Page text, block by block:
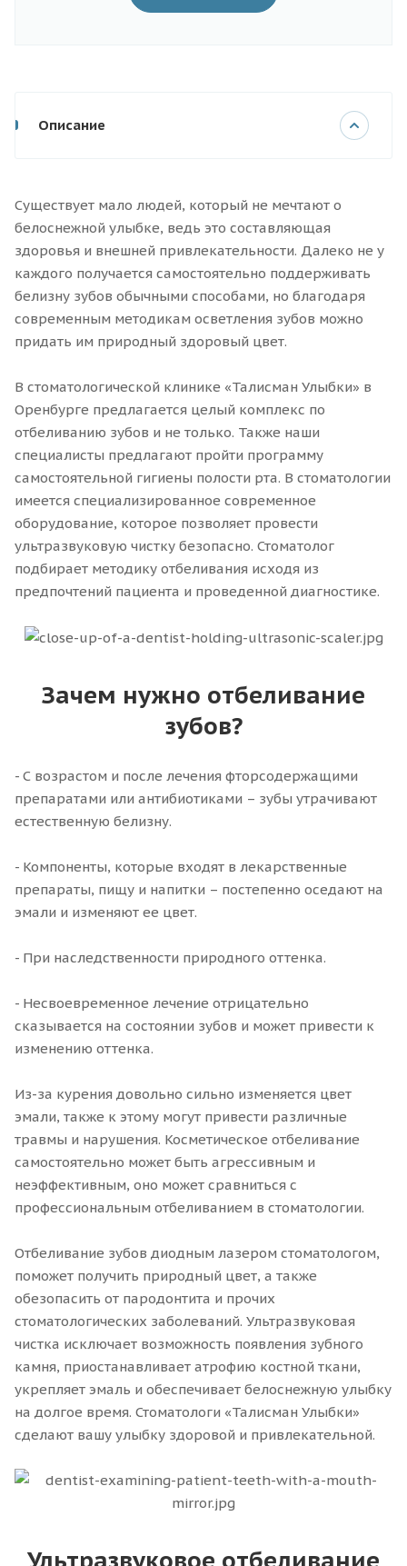
Описание
Существует мало людей, который не мечтают о
белоснежной улыбке, ведь это составляющая
здоровья и внешней привлекательности. Далеко не у
каждого получается самостоятельно поддерживать
белизну зубов обычными способами, но благодаря
современным методикам осветления зубов можно
придать им природный здоровый цвет.
В стоматологической клинике «Талисман Улыбки» в
Оренбурге предлагается целый комплекс по
отбеливанию зубов и не только. Также наши
специалисты предлагают пройти программу
самостоятельной гигиены полости рта. В стоматологии
имеется специализированное современное
оборудование, которое позволяет провести
ультразвуковую чистку безопасно. Стоматолог
подбирает методику отбеливания исходя из
предпочтений пациента и проведенной диагностике.
Зачем нужно отбеливание
зубов?
- С возрастом и после лечения фторсодержащими
препаратами или антибиотиками – зубы утрачивают
естественную белизну.
- Компоненты, которые входят в лекарственные
препараты, пищу и напитки – постепенно оседают на
эмали и изменяют ее цвет.
- При наследственности природного оттенка.
- Несвоевременное лечение отрицательно
сказывается на состоянии зубов и может привести к
изменению оттенка.
Из-за курения довольно сильно изменяется цвет
эмали, также к этому могут привести различные
травмы и нарушения. Косметическое отбеливание
самостоятельно может быть агрессивным и
неэффективным, оно может сравниться с
профессиональным отбеливанием в стоматологии.
Отбеливание зубов диодным лазером стоматологом,
поможет получить природный цвет, а также
обезопасить от пародонтита и прочих
стоматологических заболеваний. Ультразвуковая
чистка исключает возможность появления зубного
камня, приостанавливает атрофию костной ткани,
укрепляет эмаль и обеспечивает белоснежную улыбку
на долгое время. Стоматологи «Талисман Улыбки»
сделают вашу улыбку здоровой и привлекательной.